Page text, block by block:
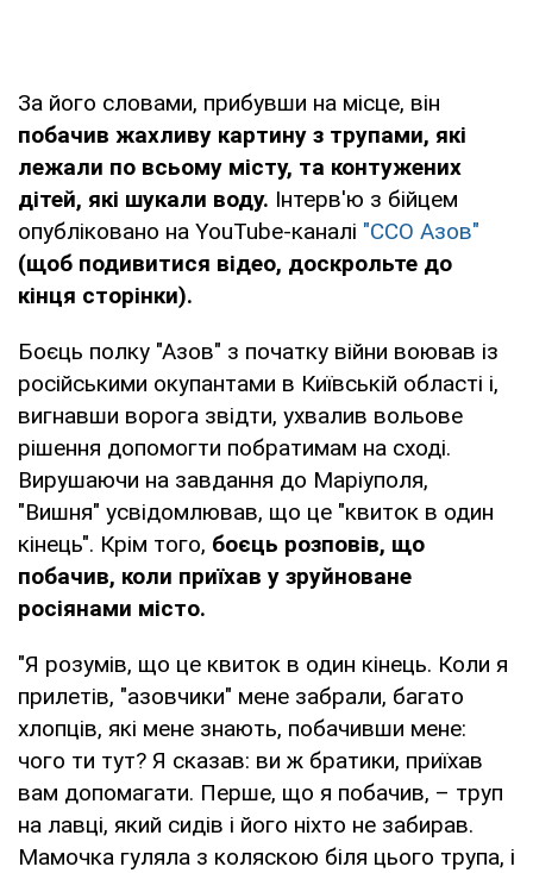
За його словами, прибувши на місце, він
побачив жахливу картину з трупами, які
лежали по всьому місту, та контужених
дітей, які шукали воду. Інтерв'ю з бійцем
опубліковано на YouTube-каналі "ССО Азов"
(щоб подивитися відео, доскрольте до
кінця сторінки).
Боєць полку "Азов" з початку війни воював із
російськими окупантами в Київській області і,
вигнавши ворога звідти, ухвалив вольове
рішення допомогти побратимам на сході.
Вирушаючи на завдання до Маріуполя,
"Вишня" усвідомлював, що це "квиток в один
кінець". Крім того, боєць розповів, що
побачив, коли приїхав у зруйноване
росіянами місто.
"Я розумів, що це квиток в один кінець. Коли я
прилетів, "азовчики" мене забрали, багато
хлопців, які мене знають, побачивши мене:
чого ти тут? Я сказав: ви ж братики, приїхав
вам допомагати. Перше, що я побачив, – труп
на лавці, який сидів і його ніхто не забирав.
Мамочка гуляла з коляскою біля цього трупа, і